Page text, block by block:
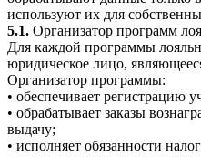
используют их для
5.1. Организатор программ
Для каждой программы
юридическое лицо,
Организатор программы:
• обеспечивает регистрацию
• обрабатывает заказы
выдачу;
• исполняет обязанности